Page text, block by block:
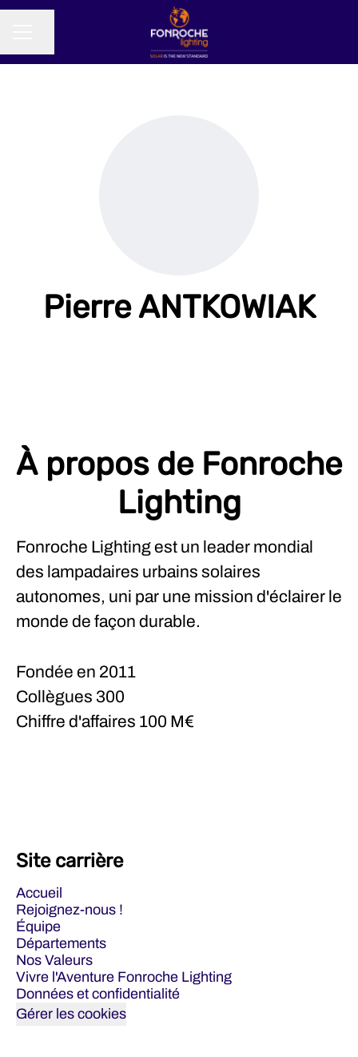
Pierre ANTKOWIAK
À propos de Fonroche
Lighting
Fonroche Lighting est un leader mondial
des lampadaires urbains solaires
autonomes, uni par une mission d'éclairer le
monde de façon durable.
Fondée en 2011
Collègues 300
Chiffre d'affaires 100 M€
Site carrière
Accueil
Rejoignez-nous !
Équipe
Départements
Nos Valeurs
Vivre l'Aventure Fonroche Lighting
Données et confidentialité
Gérer les cookies